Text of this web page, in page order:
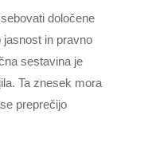
določene
in pravno
sestavina je
Ta znesek mora
preprečijo